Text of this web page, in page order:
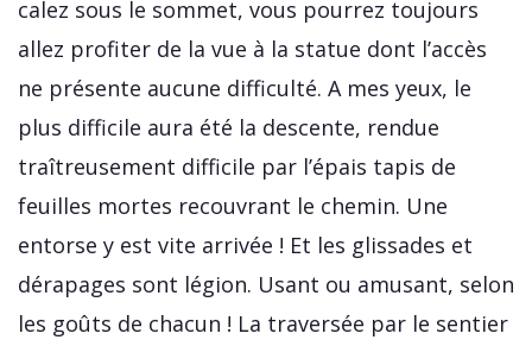
calez sous le sommet, vous pourrez toujours
allez profiter de la vue à la statue dont l’accès
ne présente aucune difficulté. A mes yeux, le
plus difficile aura été la descente, rendue
traîtreusement difficile par l’épais tapis de
feuilles mortes recouvrant le chemin. Une
entorse y est vite arrivée ! Et les glissades et
dérapages sont légion. Usant ou amusant, selon
les goûts de chacun ! La traversée par le sentier